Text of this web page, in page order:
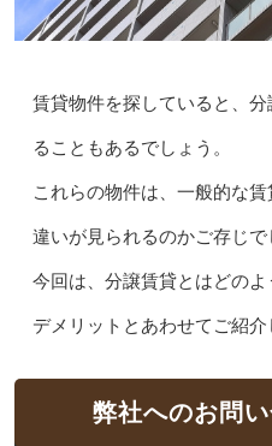
賃貸物件を探していると、
ることもあるでしょう。
これらの物件は、一般的な
違いが見られるのかご存じで
今回は、分譲賃貸とはどの
デメリットとあわせてご紹介
弊社へのお問